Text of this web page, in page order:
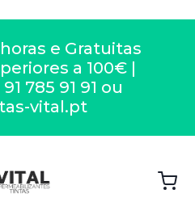
e Gratuitas
a 100€ |
785 91 91 ou
vital.pt